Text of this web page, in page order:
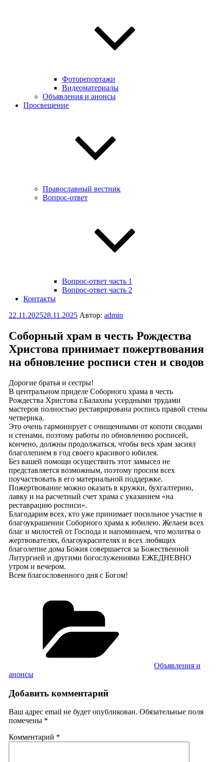
Фоторепортажи
Видеоматериалы
Объявления и анонсы
Просвещение
Православный вестник
Вопрос-ответ
Вопрос-ответ часть 1
Вопрос-ответ часть 2
Контакты
Опубликовано
22.11.202528.11.2025 Автор: admin
Соборный храм в честь Рождества
Христова принимает пожертвования
на обновление росписи стен и сводов
Дорогие братья и сестры!
В центральном приделе Соборного храма в честь
Рождества Христова г.Балахны усердными трудами
мастеров полностью реставрирована роспись правой стены
четверика.
Это очень гармонирует с очищенными от копоти сводами
и стенами, поэтому работы по обновлению росписей,
кончено, должны продолжаться, чтобы весь храм засиял
благолепием в год своего красивого юбилея.
Без вашей помощи осуществить этот замысел не
представляется возможным, поэтому просим всех
поучаствовать в его материальной поддержке.
Пожертвование можно оказать в кружки, бухгалтерию,
лавку и на расчетный счет храма с указанием «на
реставрацию росписи».
Благодарим всех, кто уже принимает посильное участие в
благоукрашении Соборного храма к юбилею. Желаем всех
благ и милостей от Господа и напоминаем, что молитва о
жертвователях, благоукрасителях и всех любящих
благолепие дома Божия совершается за Божественной
Литургией и другими богослужениями ЕЖЕДНЕВНО
утром и вечером.
Всем благословенного дня с Богом!
Объявления и
анонсы
Добавить комментарий
Ваш адрес email не будет опубликован. Обязательные поля
помечены *
Комментарий *